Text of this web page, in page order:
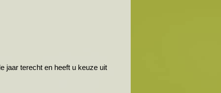
jaar terecht en heeft u keuze uit